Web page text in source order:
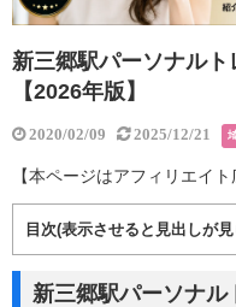
新三郷駅パーソナル
【2026年版】
2020/02/09 2025/12/21
【本ページはアフィリエイ
目次(表示させると見出しが
新三郷駅パーソナ